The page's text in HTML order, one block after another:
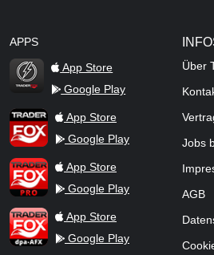
APPS
TraderFox Flash
App Store
Google Play
TraderFox AppApp Store
Google Play
TraderFox ProApp Store
Google Play
TraderFox dpa-AFX ProFeed
App Store
Google Play
Über
Jobs
AGB